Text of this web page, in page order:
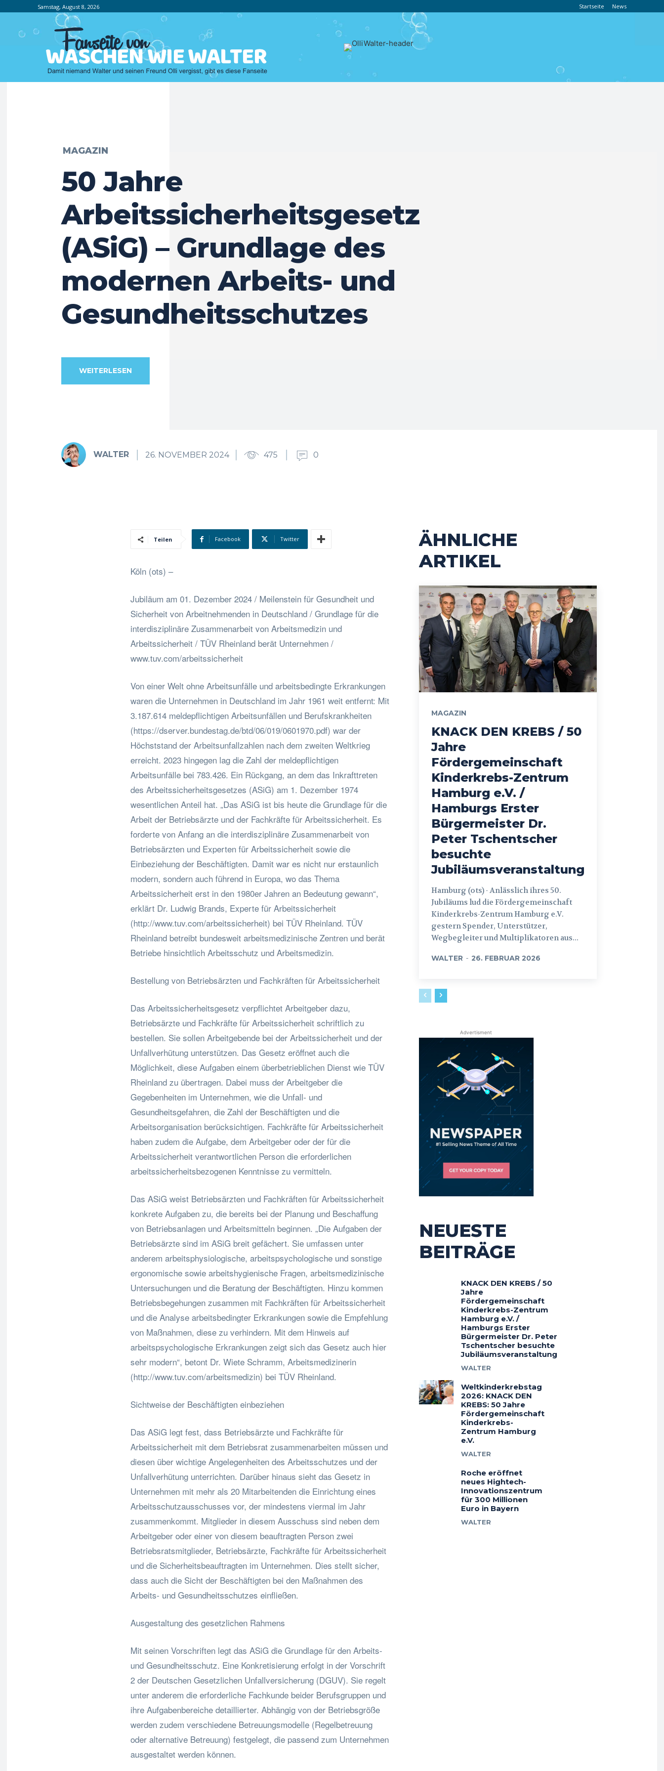
Samstag, August 8, 2026 Startseite News
MAGAZIN
50 Jahre
Arbeitssicherheitsgesetz
(ASiG) – Grundlage des
modernen Arbeits- und
Gesundheitsschutzes
WEITERLESEN
WALTER 26. NOVEMBER 2024 475 0
Teilen Facebook Twitter
Köln (ots) –
Jubiläum am 01. Dezember 2024 / Meilenstein für Gesundheit und
Sicherheit von Arbeitnehmenden in Deutschland / Grundlage für die
interdisziplinäre Zusammenarbeit von Arbeitsmedizin und
Arbeitssicherheit / TÜV Rheinland berät Unternehmen /
www.tuv.com/arbeitssicherheit
Von einer Welt ohne Arbeitsunfälle und arbeitsbedingte Erkrankungen
waren die Unternehmen in Deutschland im Jahr 1961 weit entfernt: Mit
3.187.614 meldepflichtigen Arbeitsunfällen und Berufskrankheiten
(https://dserver.bundestag.de/btd/06/019/0601970.pdf) war der
Höchststand der Arbeitsunfallzahlen nach dem zweiten Weltkrieg
erreicht. 2023 hingegen lag die Zahl der meldepflichtigen
Arbeitsunfälle bei 783.426. Ein Rückgang, an dem das Inkrafttreten
des Arbeitssicherheitsgesetzes (ASiG) am 1. Dezember 1974
wesentlichen Anteil hat. „Das ASiG ist bis heute die Grundlage für die
Arbeit der Betriebsärzte und der Fachkräfte für Arbeitssicherheit. Es
forderte von Anfang an die interdisziplinäre Zusammenarbeit von
Betriebsärzten und Experten für Arbeitssicherheit sowie die
Einbeziehung der Beschäftigten. Damit war es nicht nur erstaunlich
modern, sondern auch führend in Europa, wo das Thema
Arbeitssicherheit erst in den 1980er Jahren an Bedeutung gewann“,
erklärt Dr. Ludwig Brands, Experte für Arbeitssicherheit
(http://www.tuv.com/arbeitssicherheit) bei TÜV Rheinland. TÜV
Rheinland betreibt bundesweit arbeitsmedizinische Zentren und berät
Betriebe hinsichtlich Arbeitsschutz und Arbeitsmedizin.
Bestellung von Betriebsärzten und Fachkräften für Arbeitssicherheit
Das Arbeitssicherheitsgesetz verpflichtet Arbeitgeber dazu,
Betriebsärzte und Fachkräfte für Arbeitssicherheit schriftlich zu
bestellen. Sie sollen Arbeitgebende bei der Arbeitssicherheit und der
Unfallverhütung unterstützen. Das Gesetz eröffnet auch die
Möglichkeit, diese Aufgaben einem überbetrieblichen Dienst wie TÜV
Rheinland zu übertragen. Dabei muss der Arbeitgeber die
Gegebenheiten im Unternehmen, wie die Unfall- und
Gesundheitsgefahren, die Zahl der Beschäftigten und die
Arbeitsorganisation berücksichtigen. Fachkräfte für Arbeitssicherheit
haben zudem die Aufgabe, dem Arbeitgeber oder der für die
Arbeitssicherheit verantwortlichen Person die erforderlichen
arbeitssicherheitsbezogenen Kenntnisse zu vermitteln.
Das ASiG weist Betriebsärzten und Fachkräften für Arbeitssicherheit
konkrete Aufgaben zu, die bereits bei der Planung und Beschaffung
von Betriebsanlagen und Arbeitsmitteln beginnen. „Die Aufgaben der
Betriebsärzte sind im ASiG breit gefächert. Sie umfassen unter
anderem arbeitsphysiologische, arbeitspsychologische und sonstige
ergonomische sowie arbeitshygienische Fragen, arbeitsmedizinische
Untersuchungen und die Beratung der Beschäftigten. Hinzu kommen
Betriebsbegehungen zusammen mit Fachkräften für Arbeitssicherheit
und die Analyse arbeitsbedingter Erkrankungen sowie die Empfehlung
von Maßnahmen, diese zu verhindern. Mit dem Hinweis auf
arbeitspsychologische Erkrankungen zeigt sich das Gesetz auch hier
sehr modern“, betont Dr. Wiete Schramm, Arbeitsmedizinerin
(http://www.tuv.com/arbeitsmedizin) bei TÜV Rheinland.
Sichtweise der Beschäftigten einbeziehen
Das ASiG legt fest, dass Betriebsärzte und Fachkräfte für
Arbeitssicherheit mit dem Betriebsrat zusammenarbeiten müssen und
diesen über wichtige Angelegenheiten des Arbeitsschutzes und der
Unfallverhütung unterrichten. Darüber hinaus sieht das Gesetz in
Unternehmen mit mehr als 20 Mitarbeitenden die Einrichtung eines
Arbeitsschutzausschusses vor, der mindestens viermal im Jahr
zusammenkommt. Mitglieder in diesem Ausschuss sind neben dem
Arbeitgeber oder einer von diesem beauftragten Person zwei
Betriebsratsmitglieder, Betriebsärzte, Fachkräfte für Arbeitssicherheit
und die Sicherheitsbeauftragten im Unternehmen. Dies stellt sicher,
dass auch die Sicht der Beschäftigten bei den Maßnahmen des
Arbeits- und Gesundheitsschutzes einfließen.
Ausgestaltung des gesetzlichen Rahmens
Mit seinen Vorschriften legt das ASiG die Grundlage für den Arbeits-
und Gesundheitsschutz. Eine Konkretisierung erfolgt in der Vorschrift
2 der Deutschen Gesetzlichen Unfallversicherung (DGUV). Sie regelt
unter anderem die erforderliche Fachkunde beider Berufsgruppen und
ihre Aufgabenbereiche detaillierter. Abhängig von der Betriebsgröße
werden zudem verschiedene Betreuungsmodelle (Regelbetreuung
oder alternative Betreuung) festgelegt, die passend zum Unternehmen
ausgestaltet werden können.
ÄHNLICHE
ARTIKEL
MAGAZIN
KNACK DEN KREBS / 50
Jahre
Fördergemeinschaft
Kinderkrebs-Zentrum
Hamburg e.V. /
Hamburgs Erster
Bürgermeister Dr.
Peter Tschentscher
besuchte
Jubiläumsveranstaltung
Hamburg (ots) - Anlässlich ihres 50.
Jubiläums lud die Fördergemeinschaft
Kinderkrebs-Zentrum Hamburg e.V.
gestern Spender, Unterstützer,
Wegbegleiter und Multiplikatoren aus...
WALTER - 26. FEBRUAR 2026
Advertisment
NEUESTE
BEITRÄGE
KNACK DEN KREBS / 50
Jahre
Fördergemeinschaft
Kinderkrebs-Zentrum
Hamburg e.V. /
Hamburgs Erster
Bürgermeister Dr. Peter
Tschentscher besuchte
Jubiläumsveranstaltung
WALTER
Weltkinderkrebstag
2026: KNACK DEN
KREBS: 50 Jahre
Fördergemeinschaft
Kinderkrebs-
Zentrum Hamburg
e.V.
WALTER
Roche eröffnet
neues Hightech-
Innovationszentrum
für 300 Millionen
Euro in Bayern
WALTER